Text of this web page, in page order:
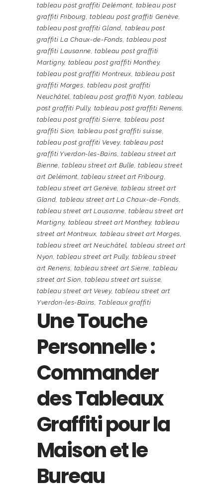
tableau post graffiti Delémont, tableau post
graffiti Fribourg,tableau post graffiti Genève,
tableau post graffiti Gland, tableau post
graffiti La Chaux-de-Fonds,tableau post
graffiti Lausanne,tableau post graffiti
Martigny, tableau post graffiti Monthey,
tableau post graffiti Montreux, tableau post
graffiti Morges,tableau post graffiti
Neuchâtel,tableau post graffiti Nyon,tableau
post graffiti Pully, tableau post graffiti Renens,
tableau post graffiti Sierre, tableau post
graffiti Sion, tableau post graffiti suisse,
tableau post graffiti Vevey, tableau post
graffiti Yverdon-les-Bains,tableau street art
Bienne,tableau street art Bulle,tableau street
art Delémont,tableau street art Fribourg,
tableau street art Genève, tableau street art
Gland, tableau street art La Chaux-de-Fonds,
tableau street art Lausanne, tableau street art
Martigny, tableau street art Monthey, tableau
street art Montreux, tableau street art Morges,
tableau street art Neuchâtel, tableau street art
Nyon, tableau street art Pully, tableau street
art Renens, tableau street art Sierre,tableau
street art Sion,tableau street art suisse,
tableau street art Vevey, tableau street art
Yverdon-les-Bains, Tableaux graffiti
Une Touche
Personnelle :
Commander
des Tableaux
Graffiti pour la
Maison et le
Bureau